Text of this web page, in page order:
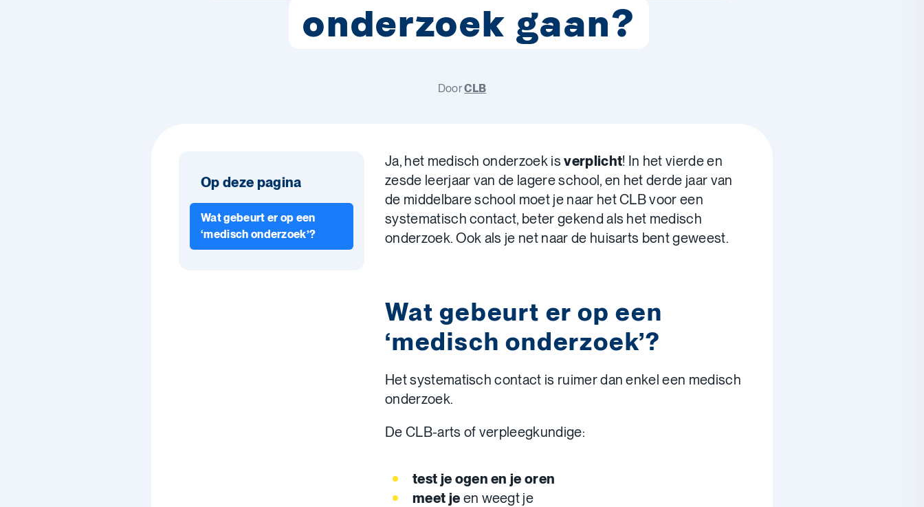
onderzoek gaan?
DoorCLB
Op deze pagina
Wat gebeurt er op een
‘medisch onderzoek’?
Ja, het medisch onderzoek isverplicht! In het vierde en
zesde leerjaar van de lagere school, en het derde jaar van
de middelbare school moet je naar het CLB voor een
systematisch contact, beter gekend als het medisch
onderzoek. Ook als je net naar de huisarts bent geweest.
Wat gebeurt er op een
‘medisch onderzoek’?
Het systematisch contact is ruimer dan enkel een medisch
onderzoek.
De CLB-arts of verpleegkundige:
test je ogen en je oren
meet je en weegt je